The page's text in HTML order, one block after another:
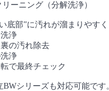
ーニング（分解洗浄）
底部”に汚れが溜まりやす
浄
の汚れ除去
浄
で最終チェック
BWシリーズも対応可能です